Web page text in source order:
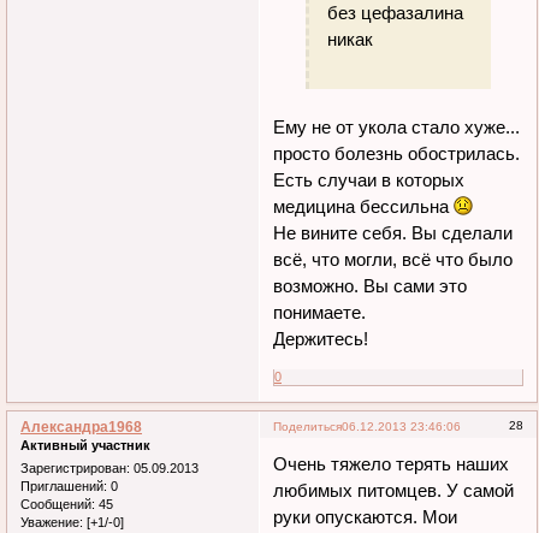
без цефазалина
никак
Ему не от укола стало хуже...
просто болезнь обострилась.
Есть случаи в которых
медицина бессильна
Не вините себя. Вы сделали
всё, что могли, всё что было
возможно. Вы сами это
понимаете.
Держитесь!
0
Поделиться 28
06.12.2013 23:46:06
Александра1968
Активный участник
Зарегистрирован: 05.09.2013
Приглашений: 0
Сообщений: 45
Уважение: [+1/-0]
Очень тяжело терять наших
любимых питомцев. У самой
руки опускаются. Мои